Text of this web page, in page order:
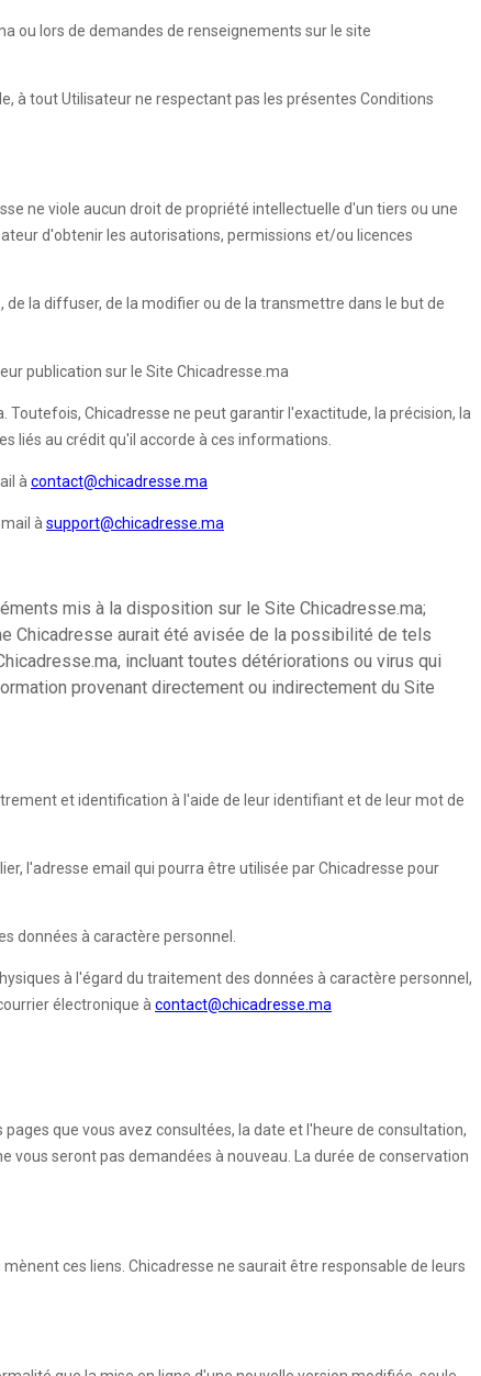
ou lors de demandes de renseignements sur le site
à tout Utilisateur ne respectant pas les présentes Conditions
ne viole aucun droit de propriété intellectuelle d'un tiers ou une
d'obtenir les autorisations, permissions et/ou licences
la diffuser, de la modifier ou de la transmettre dans le but de
publication sur le Site Chicadresse.ma
Chicadresse ne peut garantir l'exactitude, la précision, la
liés au crédit qu'il accorde à ces informations.
àcontact@chicadresse.ma
àsupport@chicadresse.ma
mis à la disposition sur le Site Chicadresse.ma;
Chicadresse aurait été avisée de la possibilité de tels
incluant toutes détériorations ou virus qui
provenant directement ou indirectement du Site
et identification à l'aide de leur identifiant et de leur mot de
l'adresse email qui pourra être utilisée par Chicadresse pour
données à caractère personnel.
à l'égard du traitement des données à caractère personnel,
électronique àcontact@chicadresse.ma
que vous avez consultées, la date et l'heure de consultation,
seront pas demandées à nouveau. La durée de conservation
ces liens. Chicadresse ne saurait être responsable de leurs